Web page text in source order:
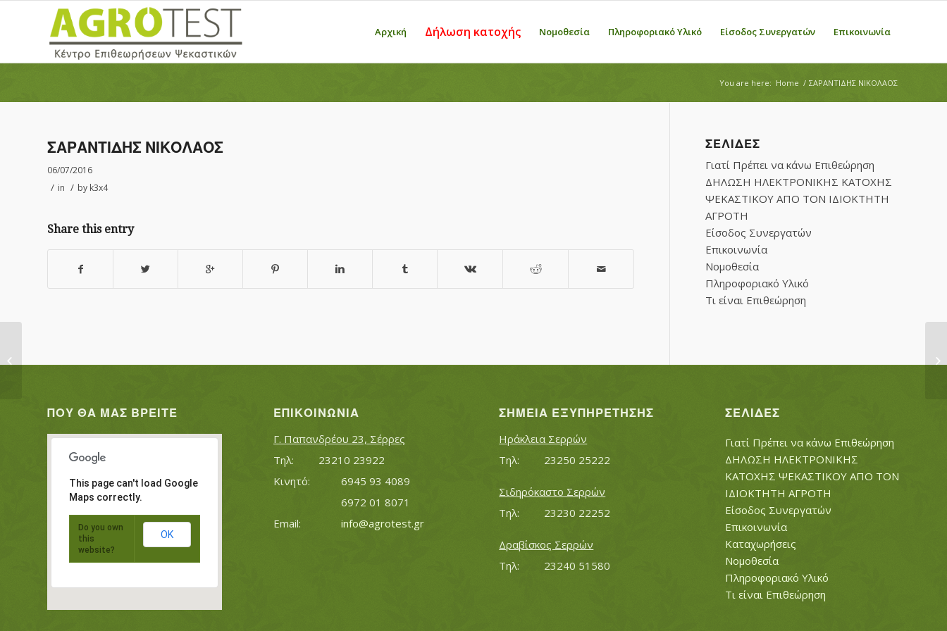
Αρχική Δήλωση κατοχής Νομοθεσία Πληροφοριακό Υλικό Είσοδος Συνεργατών Επικοινωνία
You are here: Home / ΣΑΡΑΝΤΙΔΗΣ ΝΙΚΟΛΑΟΣ
ΣΑΡΑΝΤΙΔΗΣ ΝΙΚΟΛΑΟΣ
06/07/2016
/ in / by k3x4
Share this entry
ΣΕΛΊΔΕΣ
Γιατί Πρέπει να κάνω Επιθεώρηση
ΔΗΛΩΣΗ ΗΛΕΚΤΡΟΝΙΚΗΣ ΚΑΤΟΧΗΣ
ΨΕΚΑΣΤΙΚΟΥ ΑΠΟ ΤΟΝ ΙΔΙΟΚΤΗΤΗ
ΑΓΡΟΤΗ
Είσοδος Συνεργατών
Επικοινωνία
Νομοθεσία
Πληροφοριακό Υλικό
Τι είναι Επιθεώρηση
ΠΟΥ ΘΑ ΜΑΣ ΒΡΕΊΤΕ
This page can't load Google
Maps correctly.
Do you own
this
website?
OK
ΕΠΙΚΟΙΝΩΝΊΑ
Γ. Παπανδρέου 23, Σέρρες
Τηλ:		23210 23922
Κινητό:		6945 93 4089
			6972 01 8071
info@agrotest.gr
ΣΗΜΕΊΑ ΕΞΥΠΗΡΈΤΗΣΗΣ
Ηράκλεια Σερρών
Τηλ:		23250 25222
Σιδηρόκαστο Σερρών
Τηλ:		23230 22252
Δραβίσκος Σερρών
Τηλ:		23240 51580
ΣΕΛΊΔΕΣ
Γιατί Πρέπει να κάνω Επιθεώρηση
ΔΗΛΩΣΗ ΗΛΕΚΤΡΟΝΙΚΗΣ
ΚΑΤΟΧΗΣ ΨΕΚΑΣΤΙΚΟΥ ΑΠΟ ΤΟΝ
ΙΔΙΟΚΤΗΤΗ ΑΓΡΟΤΗ
Είσοδος Συνεργατών
Επικοινωνία
Καταχωρήσεις
Νομοθεσία
Πληροφοριακό Υλικό
Τι είναι Επιθεώρηση